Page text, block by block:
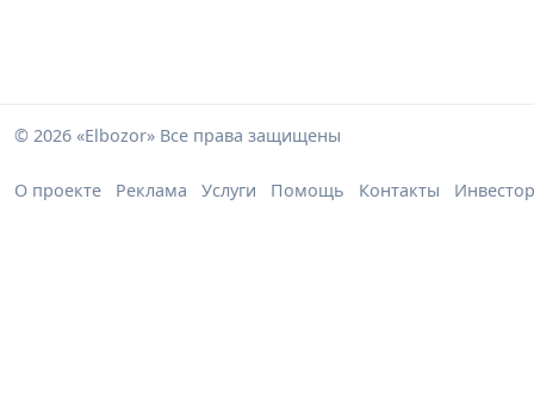
© 2026 «Elbozor» Все права защищены
О проекте Реклама Услуги Помощь Контакты